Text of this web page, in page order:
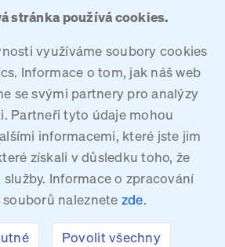
stránka používá cookies.
využíváme soubory cookies
Informace o tom, jak náš web
se svými partnery pro analýzy
Partneři tyto údaje mohou
informacemi, které jste jim
získali v důsledku toho, že
Informace o zpracování
naleznete zde.
Povolit všechny